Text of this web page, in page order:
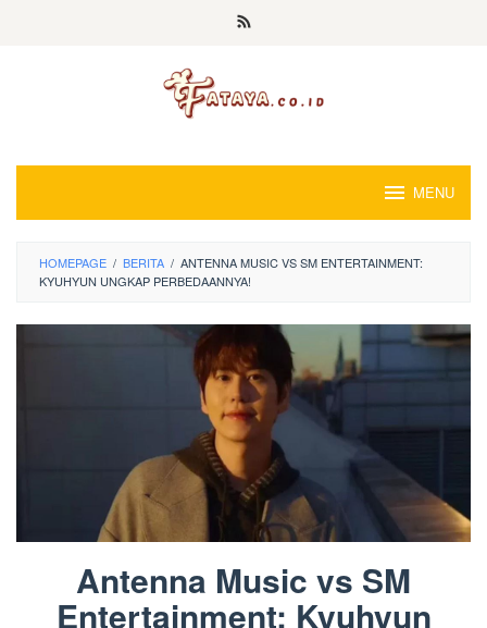
MENU
HOMEPAGE / BERITA / ANTENNA MUSIC VS SM ENTERTAINMENT:
KYUHYUN UNGKAP PERBEDAANNYA!
Antenna Music vs SM
Entertainment: Kyuhyun